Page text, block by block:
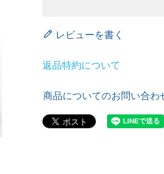
レビューを書く
返品特約について
商品についてのお問い合わ